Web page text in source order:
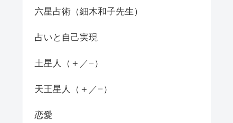
六星占術（細木和子先生）
占いと自己実現
土星人（＋／−）
天王星人（＋／−）
恋愛